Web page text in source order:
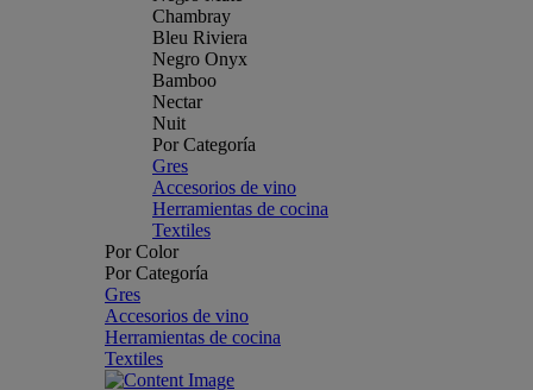
Chambray
Bleu Riviera
Negro Onyx
Bamboo
Nectar
Nuit
Por Categoría
Gres
Accesorios de vino
Herramientas de cocina
Textiles
Por Color
Por Categoría
Gres
Accesorios de vino
Herramientas de cocina
Textiles